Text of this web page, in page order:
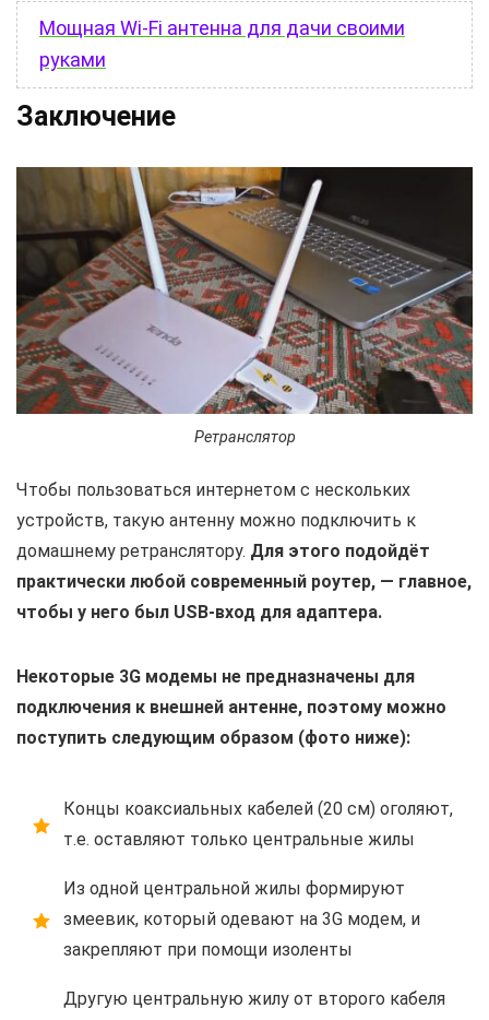
Мощная Wi-Fi антенна для дачи своими
руками
Заключение
Ретранслятор
Чтобы пользоваться интернетом с нескольких
устройств, такую антенну можно подключить к
домашнему ретранслятору. Для этого подойдёт
практически любой современный роутер, — главное,
чтобы у него был USB-вход для адаптера.
Некоторые 3G модемы не предназначены для
подключения к внешней антенне, поэтому можно
поступить следующим образом (фото ниже):
Концы коаксиальных кабелей (20 см) оголяют,
т.е. оставляют только центральные жилы
Из одной центральной жилы формируют
змеевик, который одевают на 3G модем, и
закрепляют при помощи изоленты
Другую центральную жилу от второго кабеля